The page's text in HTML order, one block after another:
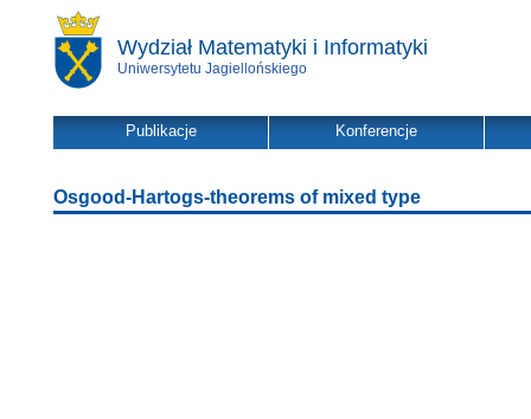
Wydział Matematyki i Informatyki
Uniwersytetu Jagiellońskiego
Publikacje Konferencje
Osgood-Hartogs-theorems of mixed type